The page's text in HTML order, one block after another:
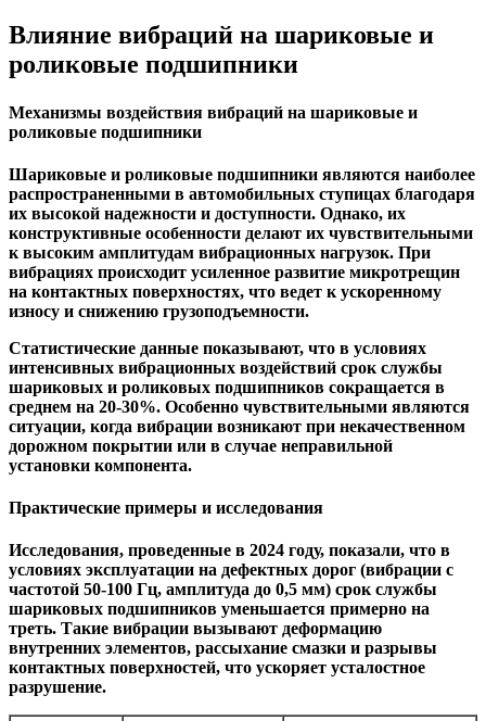
Влияние вибраций на шариковые и
роликовые подшипники
Механизмы воздействия вибраций на шариковые и
роликовые подшипники
Шариковые и роликовые подшипники являются наиболее
распространенными в автомобильных ступицах благодаря
их высокой надежности и доступности. Однако, их
конструктивные особенности делают их чувствительными
к высоким амплитудам вибрационных нагрузок. При
вибрациях происходит усиленное развитие микротрещин
на контактных поверхностях, что ведет к ускоренному
износу и снижению грузоподъемности.
Статистические данные показывают, что в условиях
интенсивных вибрационных воздействий срок службы
шариковых и роликовых подшипников сокращается в
среднем на 20-30%. Особенно чувствительными являются
ситуации, когда вибрации возникают при некачественном
дорожном покрытии или в случае неправильной
установки компонента.
Практические примеры и исследования
Исследования, проведенные в 2024 году, показали, что в
условиях эксплуатации на дефектных дорог (вибрации с
частотой 50-100 Гц, амплитуда до 0,5 мм) срок службы
шариковых подшипников уменьшается примерно на
треть. Такие вибрации вызывают деформацию
внутренних элементов, рассыхание смазки и разрывы
контактных поверхностей, что ускоряет усталостное
разрушение.